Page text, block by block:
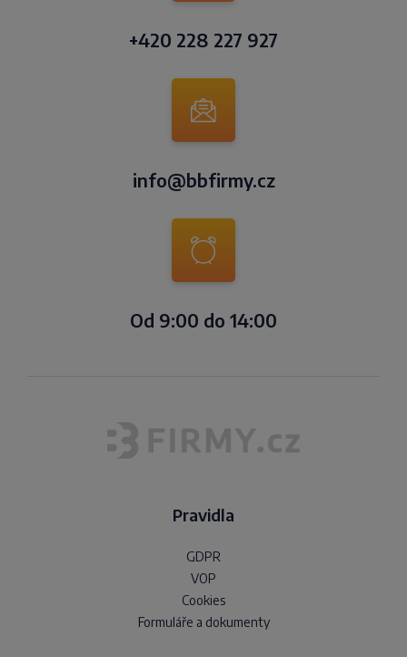
+420 228 227 927
info@bbfirmy.cz
Od 9:00 do 14:00
Pravidla
GDPR
VOP
Cookies
Formuláře a dokumenty